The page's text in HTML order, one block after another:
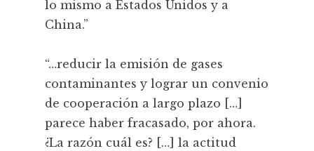
lo mismo a Estados Unidos y a
China.”
“…reducir la emisión de gases
contaminantes y lograr un convenio
de cooperación a largo plazo […]
parece haber fracasado, por ahora.
¿La razón cuál es? […] la actitud